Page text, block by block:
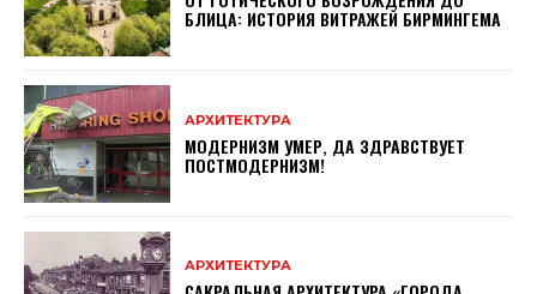
БЛИЦА: ИСТОРИЯ ВИТРАЖЕЙ БИРМИНГЕМА
АРХИТЕКТУРА
МОДЕРНИЗМ УМЕР, ДА ЗДРАВСТВУЕТ
ПОСТМОДЕРНИЗМ!
АРХИТЕКТУРА